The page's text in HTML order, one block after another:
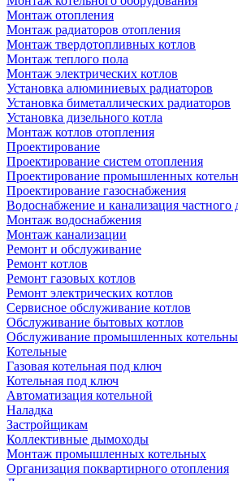
Монтаж отопления
Монтаж радиаторов отопления
Монтаж твердотопливных котлов
Монтаж теплого пола
Монтаж электрических котлов
Установка алюминиевых радиаторов
Установка биметаллических радиаторов
Установка дизельного котла
Монтаж котлов отопления
Проектирование
Проектирование систем отопления
Проектирование промышленных
Проектирование газоснабжения
Водоснабжение и канализация частного
Монтаж водоснабжения
Монтаж канализации
Ремонт и обслуживание
Ремонт котлов
Ремонт газовых котлов
Ремонт электрических котлов
Сервисное обслуживание котлов
Обслуживание бытовых котлов
Обслуживание промышленных
Котельные
Газовая котельная под ключ
Котельная под ключ
Автоматизация котельной
Наладка
Застройщикам
Коллективные дымоходы
Монтаж промышленных котельных
Организация поквартирного отопления